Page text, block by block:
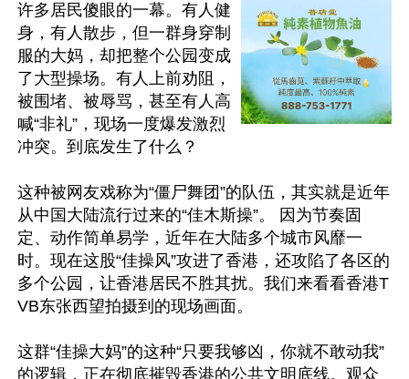
许多居民傻眼的一幕。有人健
身，有人散步，但一群身穿制
服的大妈，却把整个公园变成
了大型操场。有人上前劝阻，
被围堵、被辱骂，甚至有人高
喊“非礼”，现场一度爆发激烈
冲突。到底发生了什么？
这种被网友戏称为“僵尸舞团”的队伍，其实就是近年
从中国大陆流行过来的“佳木斯操”。 因为节奏固
定、动作简单易学，近年在大陆多个城市风靡一
时。现在这股“佳操风”攻进了香港，还攻陷了各区的
多个公园，让香港居民不胜其扰。我们来看看香港T
VB东张西望拍摄到的现场画面。
这群“佳操大妈”的这种“只要我够凶，你就不敢动我”
的逻辑，正在彻底摧毁香港的公共文明底线。观众